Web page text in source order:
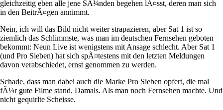
gleichzeitig eben alle jene SÃ¼nden begehen lÃ¤sst, deren man sich
in den BeitrÃ¤gen annimmt.
Nein, ich will das Bild nicht weiter strapazieren, aber Sat 1 ist so
ziemlich das Schlimmste, was man im deutschen Fernsehen geboten
bekommt: Neun Live ist wenigstens mit Ansage schlecht. Aber Sat 1
(und Pro Sieben) hat sich spÃ¤testens mit den letzten Meldungen
davon verabschiedet, ernst genommen zu werden.
Schade, dass man dabei auch die Marke Pro Sieben opfert, die mal
fÃ¼r gute Filme stand. Damals. Als man noch Fernsehen machte. Und
nicht gequirlte Scheisse.